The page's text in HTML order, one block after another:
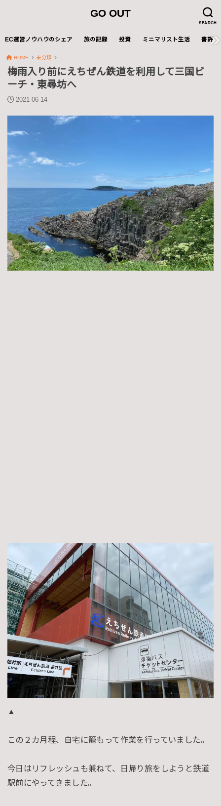
SEARCH
GO OUT
EC運営ノウハウのシェア 旅の記録 投資 ミニマリスト生活 書評
HOME 未分類
梅雨入り前にえちぜん鉄道を利用して三国ビ
ーチ・東尋坊へ
2021-06-14
▲
この２カ月程、自宅に籠もって作業を行っていました。
今日はリフレッシュも兼ねて、日帰り旅をしようと鉄道
駅前にやってきました。